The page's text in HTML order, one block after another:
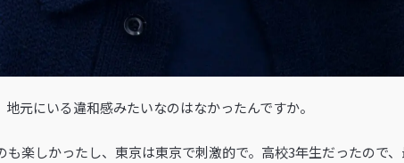
地元にいる違和感みたいなのはなかったんですか。
楽しかったし、東京は東京で刺激的で。高校3年生だったので